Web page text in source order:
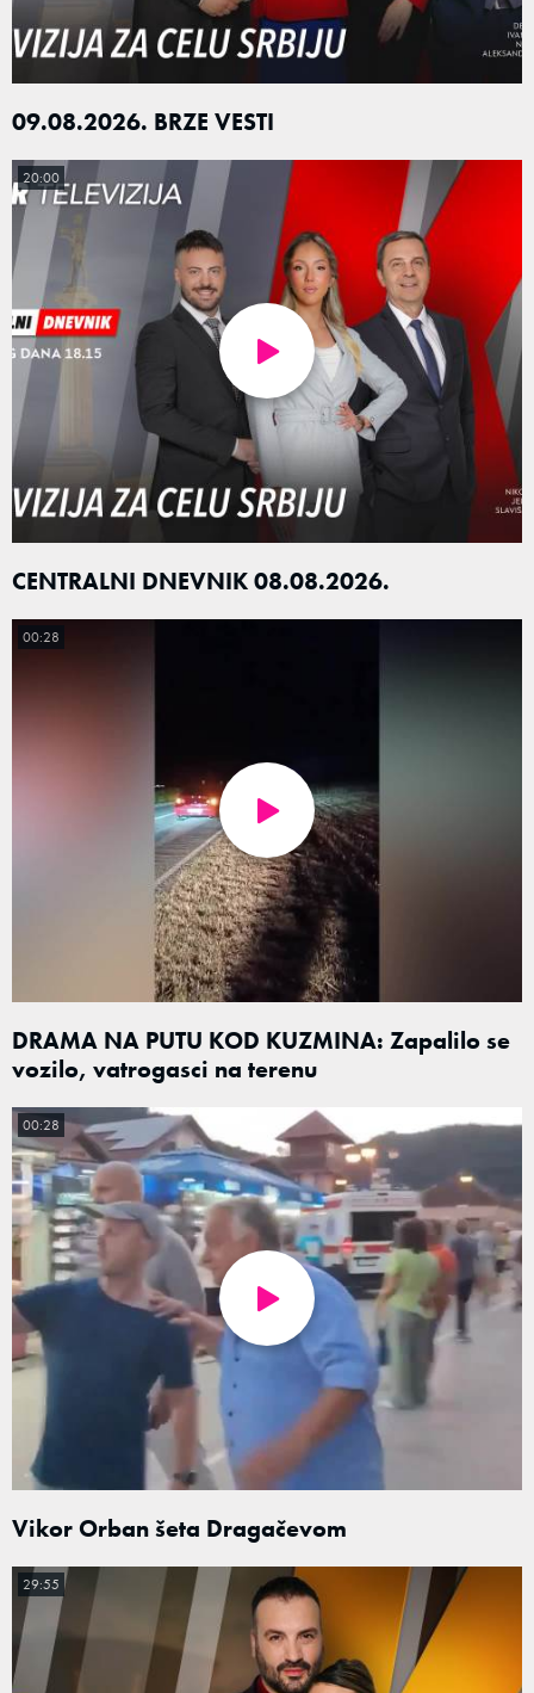
09.08.2026. BRZE VESTI
CENTRALNI DNEVNIK 08.08.2026.
20:00
DRAMA NA PUTU KOD KUZMINA: Zapalilo se
vozilo, vatrogasci na terenu
00:28
Vikor Orban šeta Dragačevom
00:28
29:55